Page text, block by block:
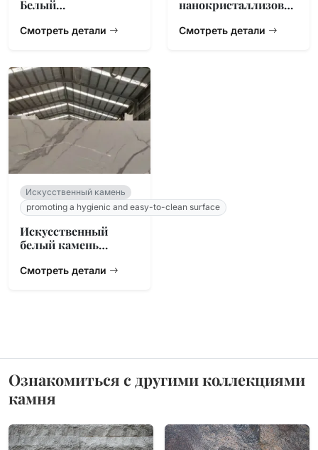
Белый
ий Стеклянный
Смотреть детали
нанокристаллизован
для столешниц
Смотреть детали
Искусственный камень
promoting a hygienic and easy-to-clean surface
Искусственный
белый камень
Смотреть детали
Ознакомиться с другими коллекциями
камня